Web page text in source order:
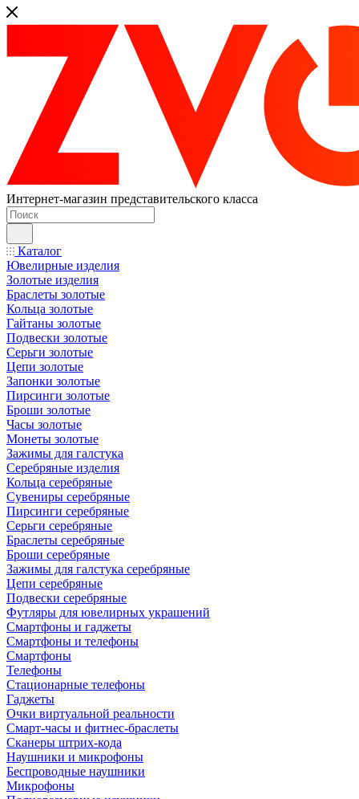
Интернет-магазин представительского класса
Каталог
Ювелирные изделия
Золотые изделия
Браслеты золотые
Кольца золотые
Гайтаны золотые
Подвески золотые
Серьги золотые
Цепи золотые
Запонки золотые
Пирсинги золотые
Броши золотые
Часы золотые
Монеты золотые
Зажимы для галстука
Серебряные изделия
Кольца серебряные
Сувениры серебряные
Пирсинги серебряные
Серьги серебряные
Браслеты серебряные
Броши серебряные
Зажимы для галстука серебряные
Цепи серебряные
Подвески серебряные
Футляры для ювелирных украшений
Смартфоны и гаджеты
Смартфоны и телефоны
Смартфоны
Телефоны
Стационарные телефоны
Гаджеты
Очки виртуальной реальности
Смарт-часы и фитнес-браслеты
Сканеры штрих-кода
Наушники и микрофоны
Беспроводные наушники
Микрофоны